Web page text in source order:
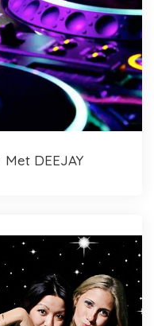
met DEEJAY